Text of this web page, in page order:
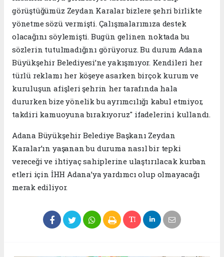
görüştüğümüz Zeydan Karalar bizlere şehri birlikte
yönetme sözü vermişti. Çalışmalarımıza destek
olacağını söylemişti. Bugün gelinen noktada bu
sözlerin tutulmadığını görüyoruz. Bu durum Adana
Büyükşehir Belediyesi’ne yakışmıyor. Kendileri her
türlü reklamı her köşeye asarken birçok kurum ve
kuruluşun afişleri şehrin her tarafında hala
dururken bize yönelik bu ayrımcılığı kabul etmiyor,
takdiri kamuoyuna bırakıyoruz" ifadelerini kullandı.
Adana Büyükşehir Belediye Başkanı Zeydan
Karalar’ın yaşanan bu duruma nasıl bir tepki
vereceği ve ihtiyaç sahiplerine ulaştırılacak kurban
etleri için İHH Adana’ya yardımcı olup olmayacağı
merak ediliyor.